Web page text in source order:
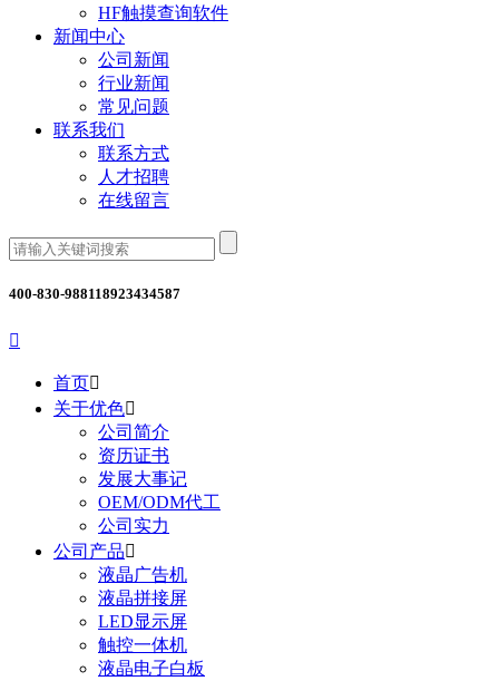
HF触摸查询软件
新闻中心
公司新闻
行业新闻
常见问题
联系我们
联系方式
人才招聘
在线留言
400-830-988118923434587

首页
关于优色
公司简介
资历证书
发展大事记
OEM/ODM代工
公司实力
公司产品
液晶广告机
液晶拼接屏
LED显示屏
触控一体机
液晶电子白板